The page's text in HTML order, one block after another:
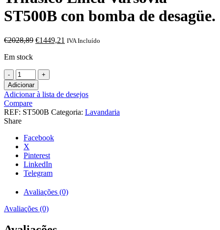
ST500B con bomba de desagüe.
€2028,89 O
€2028,89.
€1449,21 O
IVA Incluído
Em stock
Quantidade
de
Lavavajillas
industrial
cesta
50x50
cm
Monofásico
-
Trifásico
Línea
Varsovia
ST500B
con
bomba
de
desagüe.
Adicionar
Adicionar à lista de desejos
Compare
REF: ST500B Categoria: Lavandaria
Share
Facebook
X
Pinterest
LinkedIn
Telegram
Avaliações (0)
Avaliações (0)